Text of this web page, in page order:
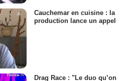
Cauchemar en cuisine : la
production lance un appel
Drag Race : "Le duo qu’on